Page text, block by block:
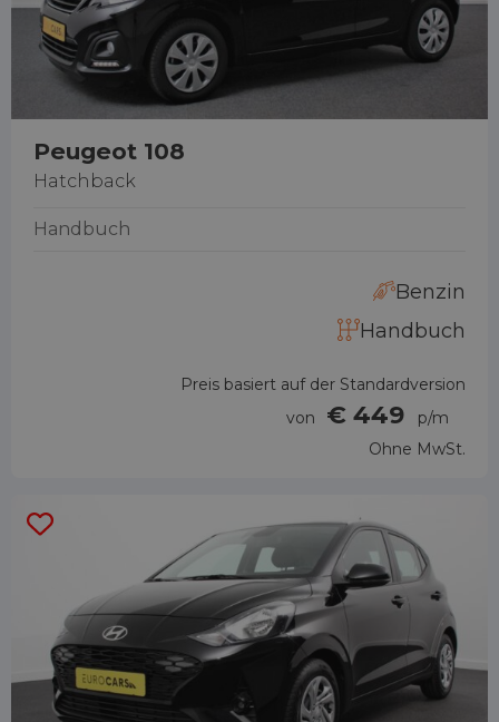
Peugeot 108
Hatchback
Handbuch
Benzin
Handbuch
Preis basiert auf der Standardversion
von
€ 449
p/m
Ohne MwSt.